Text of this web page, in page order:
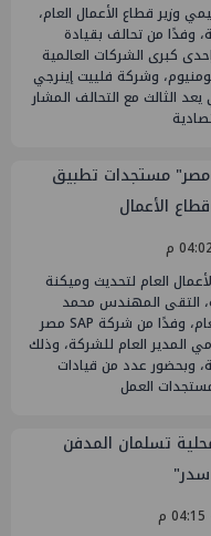
قطاع الأعمال العام،
وفدًا من تحالف بقيادة
كبرى الشركات العالمية
وشركة فلييت إينرجي
يعد الثالث مع التحالف المشار
الشيمي يبحث مع "SAP مصر" مستجدات تطبيق
العام لتحديث وميكنة
التقى المهندس محمد
شيمي وزير قطاع الأعمال العام، وفدًا من شركة SAP مصر
العام للشركة، وذلك
وبحضور عدد من قيادات
مستجدات العمل
تسلمان المدفن